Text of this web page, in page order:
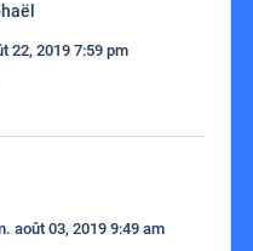
22, 2019 7:59 pm
août 03, 2019 9:49 am